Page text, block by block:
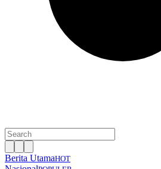
Berita UtamaHOT